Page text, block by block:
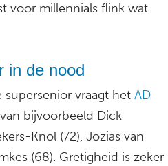
voor millennials flink wat
in de nood
vraagt het AD
bijvoorbeeld Dick
Knol (72), Jozias van
(68). Gretigheid is zeker